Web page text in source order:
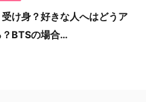
け身？好きな人へはどうア
？BTSの場合…